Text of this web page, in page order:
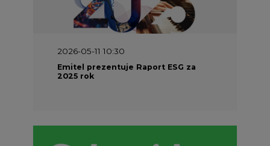
2026-05-11 10:30
Emitel prezentuje Raport ESG za
2025 rok